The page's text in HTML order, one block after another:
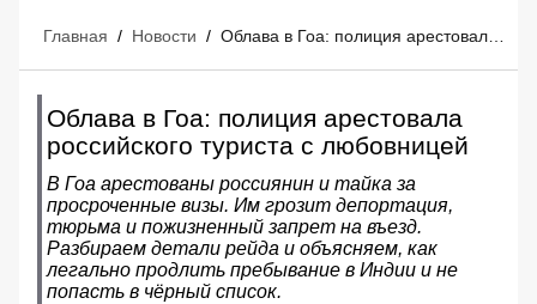
Главная / Новости / Облава в Гоа: полиция арестовала российского туриста с любовницей
Облава в Гоа: полиция арестовала
российского туриста с любовницей
В Гоа арестованы россиянин и тайка за
просроченные визы. Им грозит депортация,
тюрьма и пожизненный запрет на въезд.
Разбираем детали рейда и объясняем, как
легально продлить пребывание в Индии и не
попасть в чёрный список.